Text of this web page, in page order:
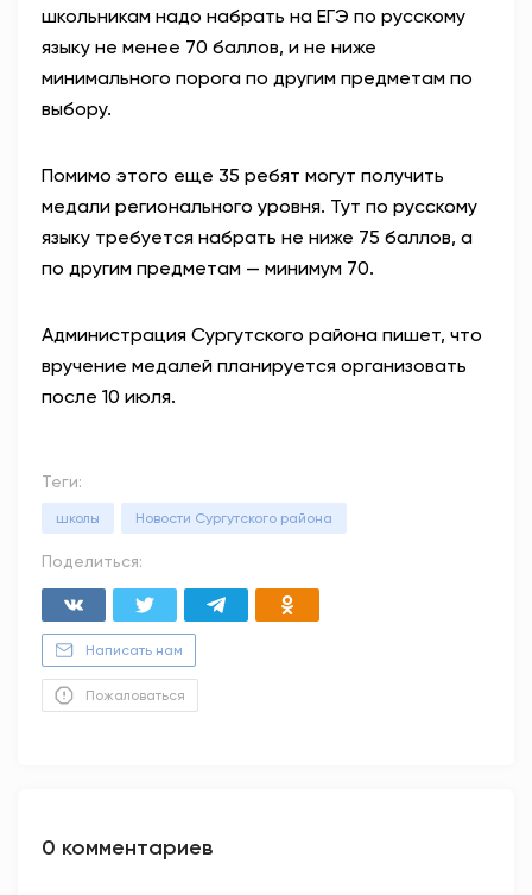
школьникам надо набрать на ЕГЭ по русскому
языку не менее 70 баллов, и не ниже
минимального порога по другим предметам по
выбору.
Помимо этого еще 35 ребят могут получить
медали регионального уровня. Тут по русскому
языку требуется набрать не ниже 75 баллов, а
по другим предметам — минимум 70.
Администрация Сургутского района пишет, что
вручение медалей планируется организовать
после 10 июля.
Теги:
школы Новости Сургутского района
Поделиться:
Написать нам
Пожаловаться
0 комментариев